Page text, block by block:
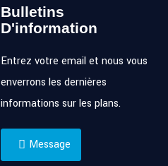
Bulletins
D'information
Entrez votre email et nous vous
enverrons les dernières
informations sur les plans.
Message